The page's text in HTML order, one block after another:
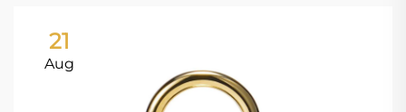
21
Aug